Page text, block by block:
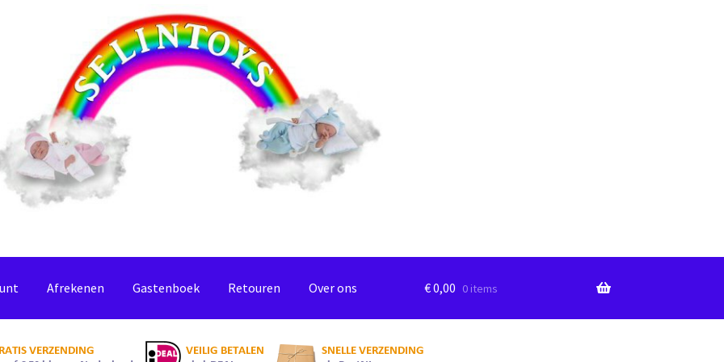
Afrekenen Gastenboek Retouren Over ons €0,00 0 items